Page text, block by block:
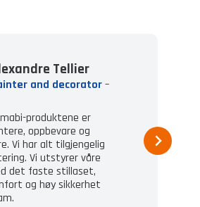
Tellier
and decorator–
produktene er
oppbevare og
Vi har alt tilgjengelig
Vi utstyrer våre
det faste stillaset,
og høy sikkerhet